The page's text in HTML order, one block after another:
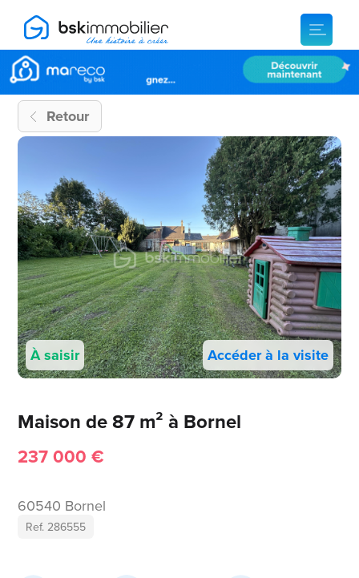
Retour
À saisir Accéder à la visite
Maison de 87 m² à Bornel
237 000 €
60540 Bornel
Ref. 286555